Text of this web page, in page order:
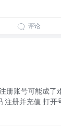
评论
册账号可能成了
注册并充值 打